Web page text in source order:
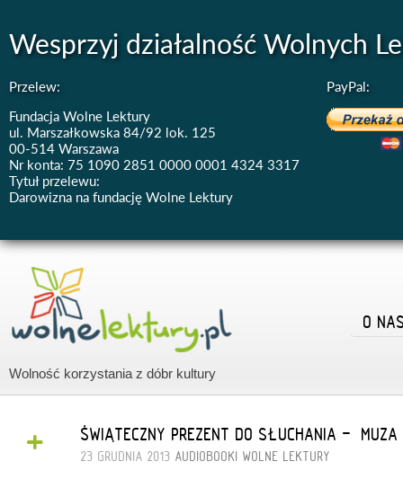
Wesprzyj działalność Wolnych
Przelew:
Fundacja Wolne Lektury
ul. Marszałkowska 84/92 lok. 125
00-514 Warszawa
Nr konta: 75 1090 2851 0000 0001 4324 3317
Tytuł przelewu:
Darowizna na fundację Wolne Lektury
PayPal:
Wolność korzystania z dóbr kultury
O
+ ŚWIĄTECZNY PREZENT DO SŁUCHANIA -
23 GRUDNIA 2013 AUDIOBOOKI WOLNE LEKTURY